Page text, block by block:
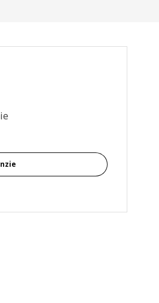
počet recenzií: 3